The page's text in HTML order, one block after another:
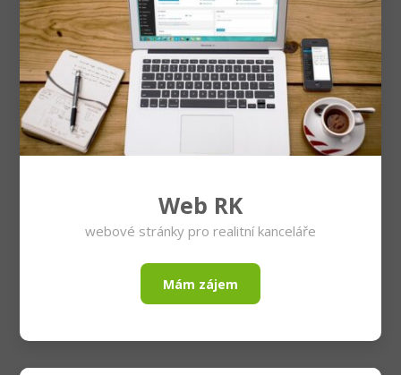
Web RK
webové stránky pro realitní kanceláře
Mám zájem